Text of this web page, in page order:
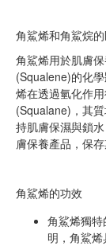
角鯊烯和角鯊烷的
角鯊烯用於肌膚
(Squalene)的化
烯在透過氫化作
(Squalane)，其
持肌膚保濕與鎖
膚保養產品，保
角鯊烯的功效
角鯊烯獨
明，角鯊烯